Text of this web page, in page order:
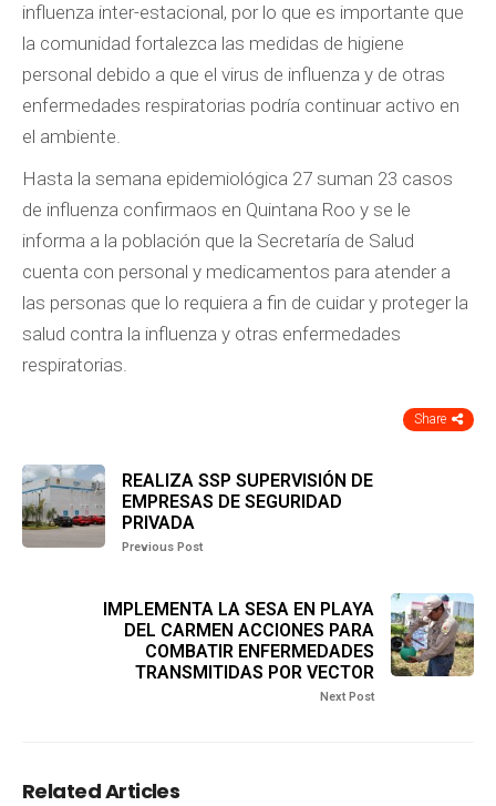
influenza inter-estacional, por lo que es importante que
la comunidad fortalezca las medidas de higiene
personal debido a que el virus de influenza y de otras
enfermedades respiratorias podría continuar activo en
el ambiente.
Hasta la semana epidemiológica 27 suman 23 casos
de influenza confirmaos en Quintana Roo y se le
informa a la población que la Secretaría de Salud
cuenta con personal y medicamentos para atender a
las personas que lo requiera a fin de cuidar y proteger la
salud contra la influenza y otras enfermedades
respiratorias.
Share
REALIZA SSP SUPERVISIÓN DE
EMPRESAS DE SEGURIDAD
PRIVADA
Previous Post
IMPLEMENTA LA SESA EN PLAYA
DEL CARMEN ACCIONES PARA
COMBATIR ENFERMEDADES
TRANSMITIDAS POR VECTOR
Next Post
Related Articles